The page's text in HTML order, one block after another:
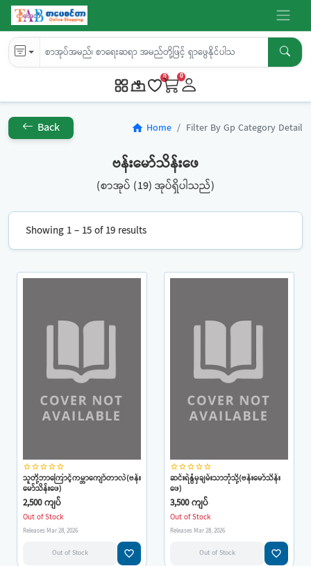
0 0
Back home Home Filter By Gp Category Detail
ဗန်းမော်သိန်းဖေ
(စာအုပ် (19) အုပ်ရှိပါသည်)
Showing 1 – 15 of 19 results
star_borderstar_borderstar_borderstar_borderstar_border
သူတို့ဘာကြောင့်ကမ္ဘာကျော်တာလဲ(ဗန်း
မော်သိန်းဖေ)
2,500 ကျပ်
Out of Stock
Releases Mar 28, 2026
Out of Stock favorite_border
star_borderstar_borderstar_borderstar_borderstar_border
ဆင်းရဲနွံမှချမ်းသာဘုံသို့(ဗန်းမော်သိန်း
ဖေ)
3,500 ကျပ်
Out of Stock
Releases Mar 28, 2026
Out of Stock favorite_border